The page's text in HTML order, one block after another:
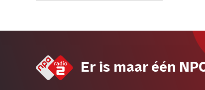
Er is maar één